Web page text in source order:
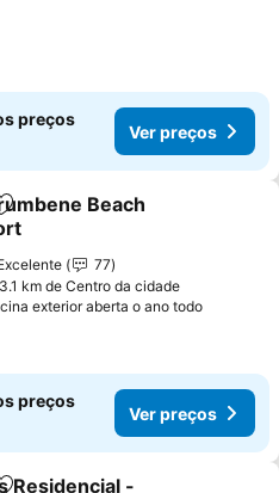
preços
Ver preços
Adicionar aos favoritos
Beach
77
km de Centro da cidade
exterior aberta o ano todoVer
preços
Ver preços
Residencial -